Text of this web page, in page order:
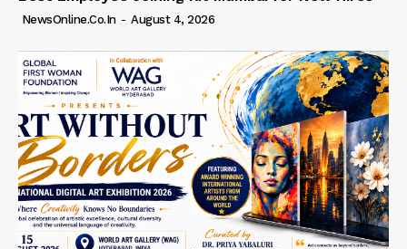
NewsOnline.co.in - August 4, 2026